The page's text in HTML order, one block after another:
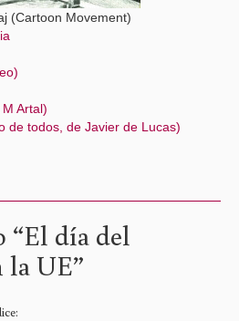
(Cartoon Movement)
Artal)
de todos, de Javier de Lucas)
“El día del
la UE”